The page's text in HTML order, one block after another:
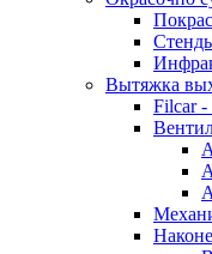
Вытяжка
Filcar -